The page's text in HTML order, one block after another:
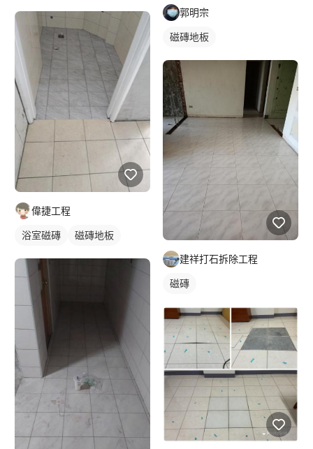
偉捷工程
浴室磁磚 磁磚地板
郭明宗
磁磚地板
建祥打石拆除工程
磁磚